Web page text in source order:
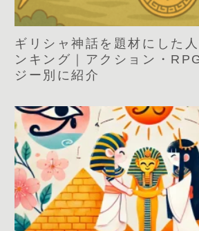
ギリシャ神話を題材にした
ンキング｜アクション・
ジー別に紹介